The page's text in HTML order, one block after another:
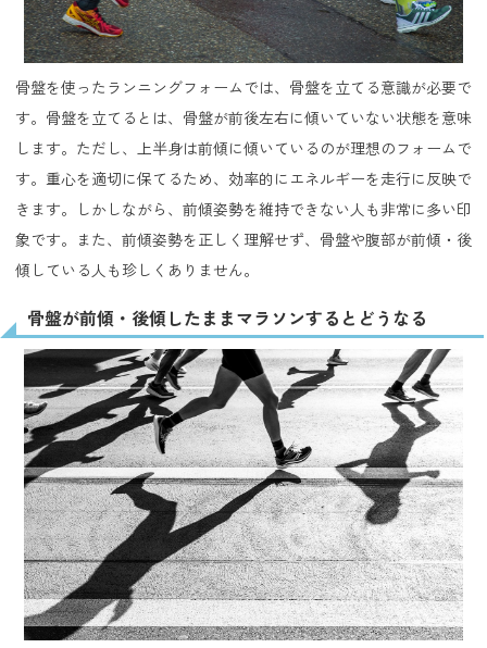
骨盤を使ったランニングフォームでは、骨盤を立てる意識が必要で
す。骨盤を立てるとは、骨盤が前後左右に傾いていない状態を意味
します。ただし、上半身は前傾に傾いているのが理想のフォームで
す。重心を適切に保てるため、効率的にエネルギーを走行に反映で
きます。しかしながら、前傾姿勢を維持できない人も非常に多い印
象です。また、前傾姿勢を正しく理解せず、骨盤や腹部が前傾・後
傾している人も珍しくありません。
骨盤が前傾・後傾したままマラソンするとどうなる